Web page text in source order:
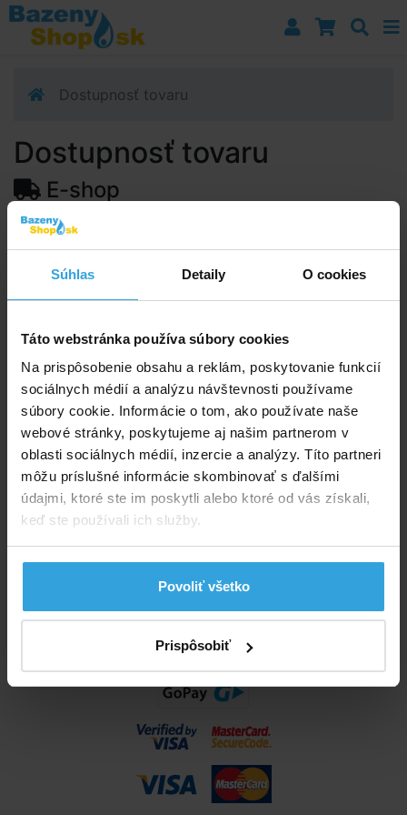
Súhlas Detaily O cookies
Táto webstránka používa súbory cookies
Na prispôsobenie obsahu a reklám, poskytovanie funkcií
sociálnych médií a analýzu návštevnosti používame
súbory cookie. Informácie o tom, ako používate naše
webové stránky, poskytujeme aj našim partnerom v
oblasti sociálnych médií, inzercie a analýzy. Títo partneri
môžu príslušné informácie skombinovať s ďalšími
údajmi, ktoré ste im poskytli alebo ktoré od vás získali,
keď ste používali ich služby.
Povoliť všetko
Prispôsobiť
Prejsť k navigácii
Prejsť na obsah
Prejsť k bočnému stĺpci
Dostupnosť tovaru
Dostupnosť tovaru
E-shop
Dostupnosť:
výdajné miesto:
12.08.2026
môže sa zmeniť.
Poradíme vám!
info@bazenyshop.sk
02 2057 0035
Telefónne číslo neslúži na objednaní tovaru
Všetko o nákupe
Obchodné podmienky
Možnosti dopravy a platby
Reklamácie
Odstúpenie od zmluvy